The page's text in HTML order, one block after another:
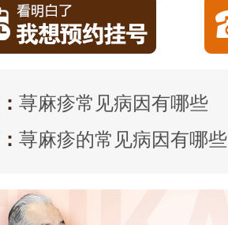
荨麻疹常见病因有哪些
荨麻疹的常见病因有哪些